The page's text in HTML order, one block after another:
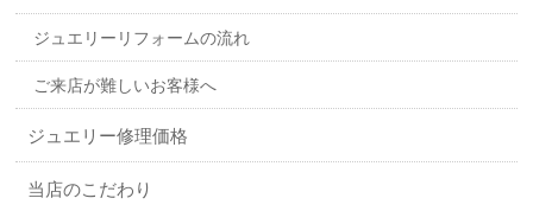
ジュエリーリフォームの流れ
ご来店が難しいお客様へ
ジュエリー修理価格
当店のこだわり